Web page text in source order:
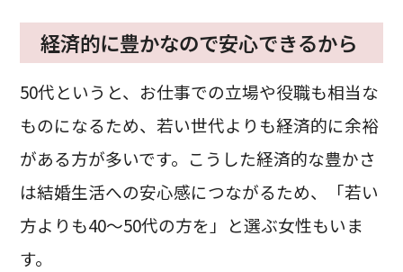
経済的に豊かなので安心できるから
50代というと、お仕事での立場や役職も相当な
ものになるため、若い世代よりも経済的に余裕
がある方が多いです。こうした経済的な豊かさ
は結婚生活への安心感につながるため、「若い
方よりも40～50代の方を」と選ぶ女性もいま
す。